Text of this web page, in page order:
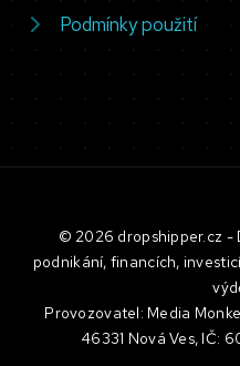
Podmínky použití
© 2026 dropshipper.cz -
podnikání, financích,
Provozovatel: Media
46331 Nová Ves, IČ: